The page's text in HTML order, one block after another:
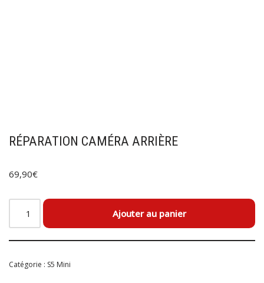
RÉPARATION CAMÉRA ARRIÈRE
69,90€
Ajouter au panier
Catégorie : S5 Mini